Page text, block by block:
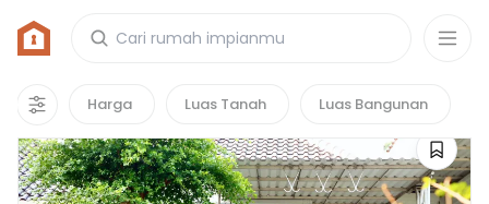
Harga Luas Tanah Luas Bangunan
Rumah di Perumahan Grand Cimandala
Residence